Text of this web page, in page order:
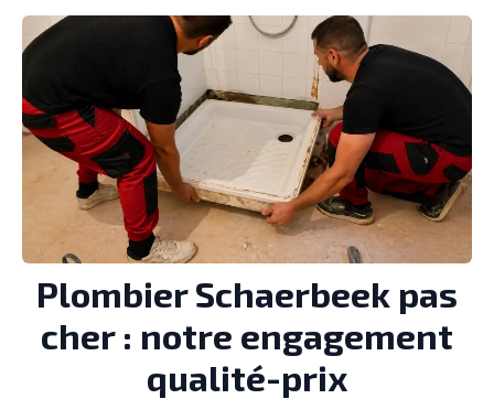
Plombier Schaerbeek pas
cher : notre engagement
qualité-prix